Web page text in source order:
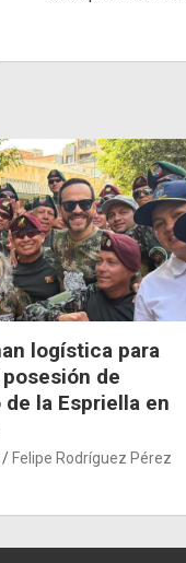
logística para
de
la Espriella en
Felipe Rodríguez Pérez